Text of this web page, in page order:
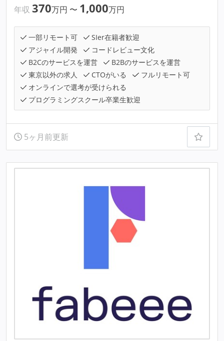
年収 370万円 〜 1,000万円
一部リモート可
SIer在籍者歓迎
アジャイル開発
コードレビュー文化
B2Cのサービスを運営
B2Bのサービスを運営
東京以外の求人
CTOがいる
フルリモート可
オンラインで選考が受けられる
プログラミングスクール卒業生歓迎
5ヶ月前更新